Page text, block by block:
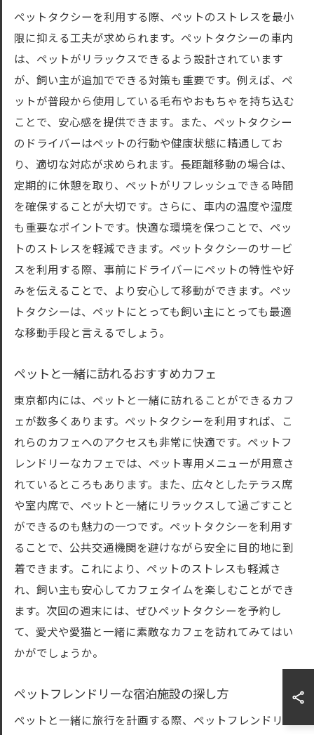
ペットタクシーを利用する際、ペットのストレスを最小
限に抑える工夫が求められます。ペットタクシーの車内
は、ペットがリラックスできるよう設計されています
が、飼い主が追加でできる対策も重要です。例えば、ペ
ットが普段から使用している毛布やおもちゃを持ち込む
ことで、安心感を提供できます。また、ペットタクシー
のドライバーはペットの行動や健康状態に精通してお
り、適切な対応が求められます。長距離移動の場合は、
定期的に休憩を取り、ペットがリフレッシュできる時間
を確保することが大切です。さらに、車内の温度や湿度
も重要なポイントです。快適な環境を保つことで、ペッ
トのストレスを軽減できます。ペットタクシーのサービ
スを利用する際、事前にドライバーにペットの特性や好
みを伝えることで、より安心して移動ができます。ペッ
トタクシーは、ペットにとっても飼い主にとっても最適
な移動手段と言えるでしょう。
ペットと一緒に訪れるおすすめカフェ
東京都内には、ペットと一緒に訪れることができるカフ
ェが数多くあります。ペットタクシーを利用すれば、こ
れらのカフェへのアクセスも非常に快適です。ペットフ
レンドリーなカフェでは、ペット専用メニューが用意さ
れているところもあります。また、広々としたテラス席
や室内席で、ペットと一緒にリラックスして過ごすこと
ができるのも魅力の一つです。ペットタクシーを利用す
ることで、公共交通機関を避けながら安全に目的地に到
着できます。これにより、ペットのストレスも軽減さ
れ、飼い主も安心してカフェタイムを楽しむことができ
ます。次回の週末には、ぜひペットタクシーを予約し
て、愛犬や愛猫と一緒に素敵なカフェを訪れてみてはい
かがでしょうか。
ペットフレンドリーな宿泊施設の探し方
ペットと一緒に旅行を計画する際、ペットフレンドリー